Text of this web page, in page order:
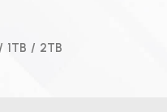
1TB / 2TB